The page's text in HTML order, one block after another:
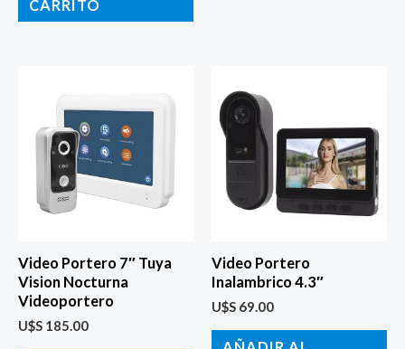
CARRITO
Video Portero 7″ Tuya
Vision Nocturna
Videoportero
U$S 185.00
Video Portero
Inalambrico 4.3″
U$S 69.00